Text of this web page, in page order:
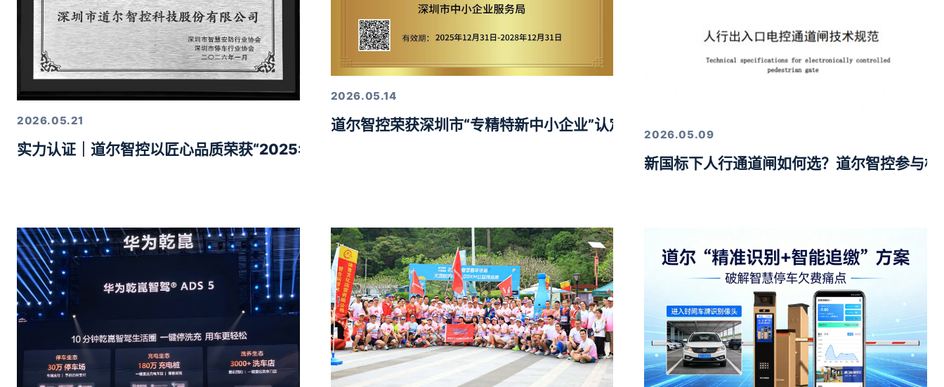
2026.05.21
实力认证｜道尔智控以匠心品质荣获“2025年度行业优质产品奖”
2026.05.14
道尔智控荣获深圳市“专精特新中小企业”认定，以硬核技术筑牢行业标杆
2026.05.09
新国标下人行通道闸如何选？道尔智控参与